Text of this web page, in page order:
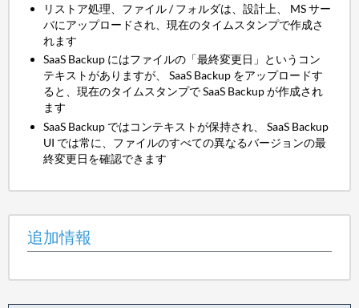
リストア処理、ファイル / フォルダは、設計上、 MS サー
バにアップロードされ、現在のタイムスタンプで作成さ
れます
SaaS Backup にはファイルの「最終変更日」というコン
テキストがありますが、 SaaS Backup をアップロードす
ると、現在のタイムスタンプで SaaS Backup が作成され
ます
SaaS Backup ではコンテキストが保持され、 SaaS Backup
UI では常に、ファイルのすべての異なるバージョンの最
終変更日を確認できます
追加情報